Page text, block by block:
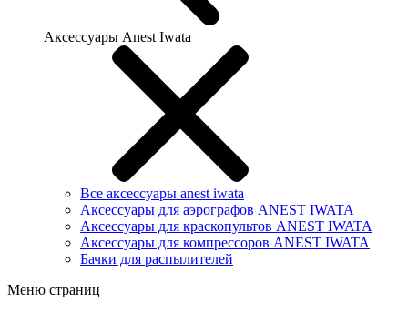
Аксессуары Anest Iwata
Все аксессуары anest iwata
Аксессуары для аэрографов ANEST IWATA
Аксессуары для краскопультов ANEST IWATA
Аксессуары для компрессоров ANEST IWATA
Бачки для распылителей
Меню страниц